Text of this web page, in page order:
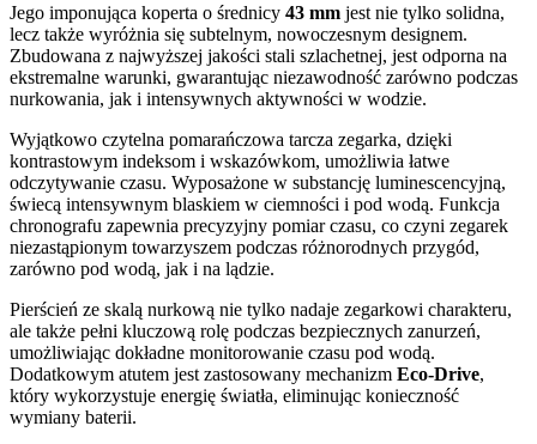
Jego imponująca koperta o średnicy 43 mm jest nie tylko solidna,
lecz także wyróżnia się subtelnym, nowoczesnym designem.
Zbudowana z najwyższej jakości stali szlachetnej, jest odporna na
ekstremalne warunki, gwarantując niezawodność zarówno podczas
nurkowania, jak i intensywnych aktywności w wodzie.
Wyjątkowo czytelna pomarańczowa tarcza zegarka, dzięki
kontrastowym indeksom i wskazówkom, umożliwia łatwe
odczytywanie czasu. Wyposażone w substancję luminescencyjną,
świecą intensywnym blaskiem w ciemności i pod wodą. Funkcja
chronografu zapewnia precyzyjny pomiar czasu, co czyni zegarek
niezastąpionym towarzyszem podczas różnorodnych przygód,
zarówno pod wodą, jak i na lądzie.
Pierścień ze skalą nurkową nie tylko nadaje zegarkowi charakteru,
ale także pełni kluczową rolę podczas bezpiecznych zanurzeń,
umożliwiając dokładne monitorowanie czasu pod wodą.
Dodatkowym atutem jest zastosowany mechanizm Eco-Drive,
który wykorzystuje energię światła, eliminując konieczność
wymiany baterii.